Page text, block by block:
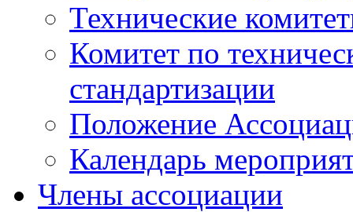
Технические
Комитет по
стандартизации
Положение
Календарь
Члены ассоциации